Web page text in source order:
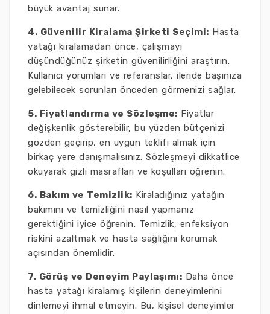
büyük avantaj sunar.
4. Güvenilir Kiralama Şirketi Seçimi: Hasta
yatağı kiralamadan önce, çalışmayı
düşündüğünüz şirketin güvenilirliğini araştırın.
Kullanıcı yorumları ve referanslar, ileride başınıza
gelebilecek sorunları önceden görmenizi sağlar.
5. Fiyatlandırma ve Sözleşme: Fiyatlar
değişkenlik gösterebilir, bu yüzden bütçenizi
gözden geçirip, en uygun teklifi almak için
birkaç yere danışmalısınız. Sözleşmeyi dikkatlice
okuyarak gizli masrafları ve koşulları öğrenin.
6. Bakım ve Temizlik: Kiraladığınız yatağın
bakımını ve temizliğini nasıl yapmanız
gerektiğini iyice öğrenin. Temizlik, enfeksiyon
riskini azaltmak ve hasta sağlığını korumak
açısından önemlidir.
7. Görüş ve Deneyim Paylaşımı: Daha önce
hasta yatağı kiralamış kişilerin deneyimlerini
dinlemeyi ihmal etmeyin. Bu, kişisel deneyimler